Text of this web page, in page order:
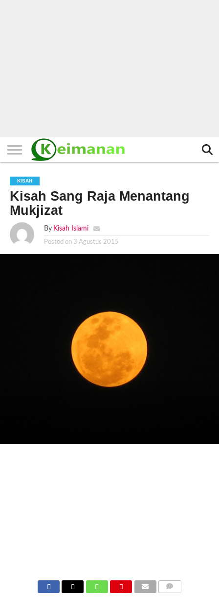
KISAH
Kisah Sang Raja Menantang
Mukjizat
By Kisah Islami
Posted on 3 Agustus 2015